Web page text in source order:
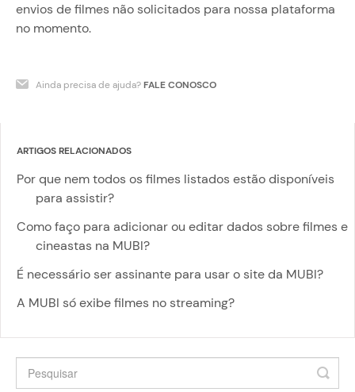
envios de filmes não solicitados para nossa plataforma
no momento.
Ainda precisa de ajuda?FALE CONOSCO
ARTIGOS RELACIONADOS
Por que nem todos os filmes listados estão disponíveis
para assistir?
Como faço para adicionar ou editar dados sobre filmes e
cineastas na MUBI?
É necessário ser assinante para usar o site da MUBI?
A MUBI só exibe filmes no streaming?